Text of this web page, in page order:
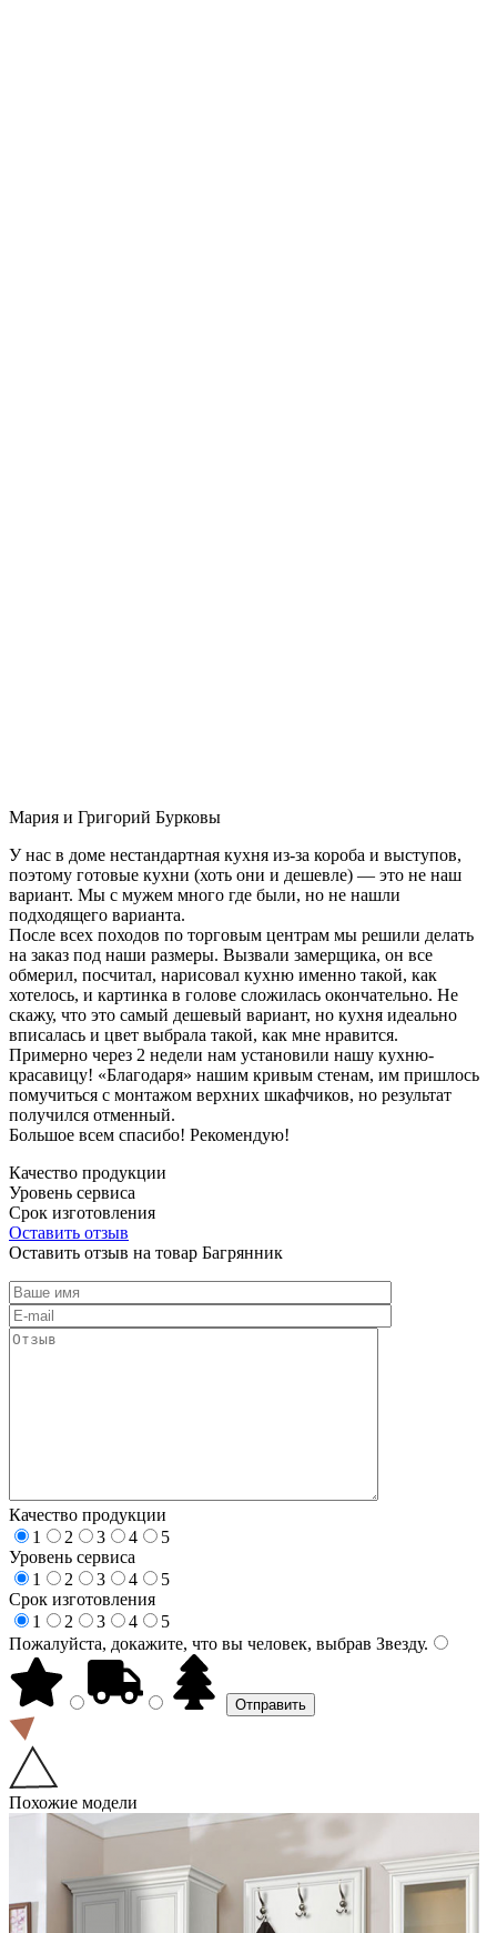
Мария и Григорий Бурковы
У нас в доме нестандартная кухня из-за короба и выступов,
поэтому готовые кухни (хоть они и дешевле) — это не наш
вариант. Мы с мужем много где были, но не нашли
подходящего варианта.
После всех походов по торговым центрам мы решили делать
на заказ под наши размеры. Вызвали замерщика, он все
обмерил, посчитал, нарисовал кухню именно такой, как
хотелось, и картинка в голове сложилась окончательно. Не
скажу, что это самый дешевый вариант, но кухня идеально
вписалась и цвет выбрала такой, как мне нравится.
Примерно через 2 недели нам установили нашу кухню-
красавицу! «Благодаря» нашим кривым стенам, им пришлось
помучиться с монтажом верхних шкафчиков, но результат
получился отменный.
Большое всем спасибо! Рекомендую!
Качество продукции
Уровень сервиса
Срок изготовления
Оставить отзыв
Оставить отзыв на товар Багрянник
Качество продукции
1
2 3 4
5
Уровень сервиса
1
2 3 4
5
Срок изготовления
1
2 3 4
5
Пожалуйста, докажите, что вы человек, выбрав Звезду.
Похожие модели